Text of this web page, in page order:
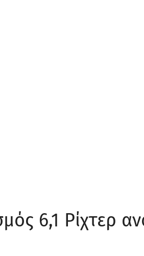
6,1 Ρίχτερ